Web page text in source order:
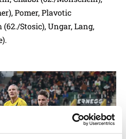
Pomer, Plavotic
Stosic), Ungar, Lang,